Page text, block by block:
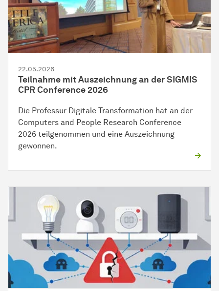
22.05.2026
Teilnahme mit Auszeichnung an der SIGMIS
CPR Conference 2026
Die Professur Digitale Transformation hat an der
Computers and People Research Conference
2026 teilgenommen und eine Auszeichnung
gewonnen.